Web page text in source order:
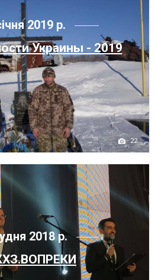
2019 р.
Украины - 2019
22
2018 р.